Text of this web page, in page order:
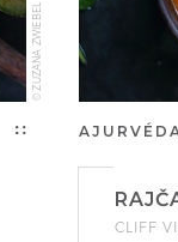
© ZUZANA ZWIEBEL
CLIFF